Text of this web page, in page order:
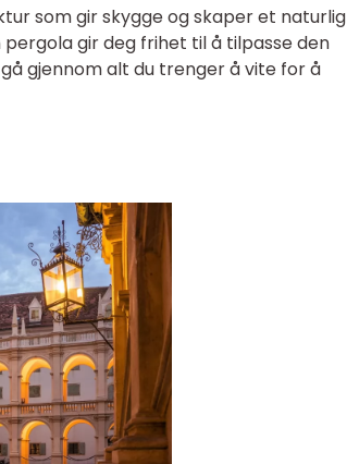
som gir skygge og skaper et naturlig
gir deg frihet til å tilpasse den
gjennom alt du trenger å vite for å